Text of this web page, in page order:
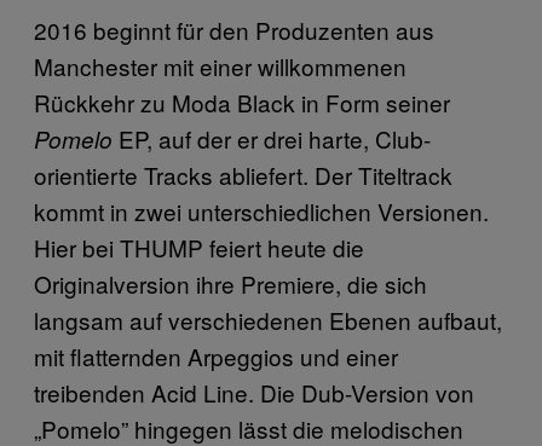
2016 beginnt für den Produzenten aus
Manchester mit einer willkommenen
Rückkehr zu Moda Black in Form seiner
Pomelo EP, auf der er drei harte, Club-
orientierte Tracks abliefert. Der Titeltrack
kommt in zwei unterschiedlichen Versionen.
Hier bei THUMP feiert heute die
Originalversion ihre Premiere, die sich
langsam auf verschiedenen Ebenen aufbaut,
mit flatternden Arpeggios und einer
treibenden Acid Line. Die Dub-Version von
„Pomelo” hingegen lässt die melodischen